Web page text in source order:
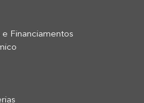
e Financiamentos